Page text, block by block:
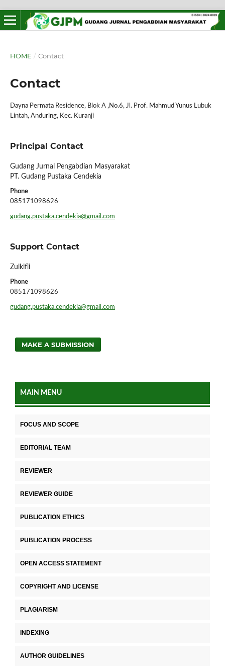
HOME / Contact
Contact
Dayna Permata Residence, Blok A ,No.6, Jl. Prof. Mahmud Yunus Lubuk
Lintah, Anduring, Kec. Kuranji
Principal Contact
Gudang Jurnal Pengabdian Masyarakat
PT. Gudang Pustaka Cendekia
Phone
085171098626
gudang.pustaka.cendekia@gmail.com
Support Contact
Zulkifli
Phone
085171098626
gudang.pustaka.cendekia@gmail.com
MAKE A SUBMISSION
MAIN MENU
FOCUS AND SCOPE
EDITORIAL TEAM
REVIEWER
REVIEWER GUIDE
PUBLICATION ETHICS
PUBLICATION PROCESS
OPEN ACCESS STATEMENT
COPYRIGHT AND LICENSE
PLAGIARISM
INDEXING
AUTHOR GUIDELINES